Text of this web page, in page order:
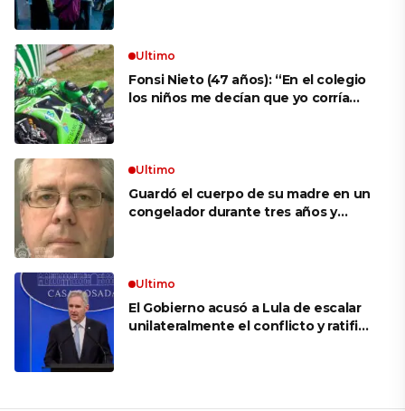
Ultimo
Fonsi Nieto (47 años): “En el colegio
los niños me decían que yo corría
Ultimo
Guardó el cuerpo de su madre en un
congelador durante tres años y
Ultimo
El Gobierno acusó a Lula de escalar
unilateralmente el conflicto y ratificó